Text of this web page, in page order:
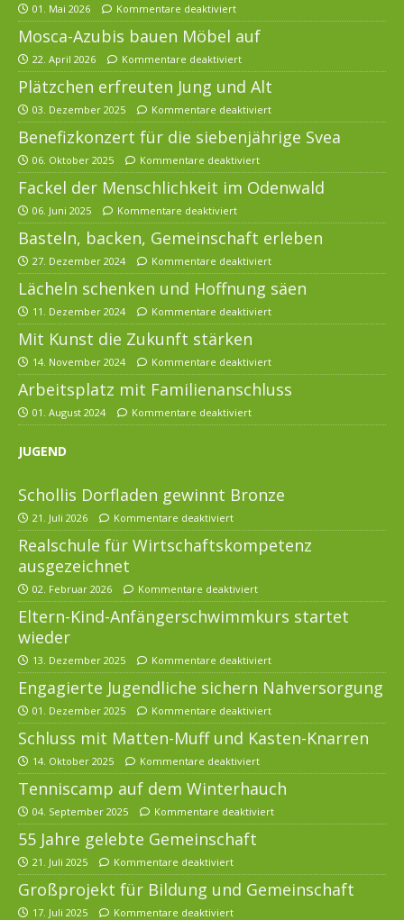
01. Mai 2026 Kommentare deaktiviert
Mosca-Azubis bauen Möbel auf
22. April 2026 Kommentare deaktiviert
Plätzchen erfreuten Jung und Alt
03. Dezember 2025 Kommentare deaktiviert
Benefizkonzert für die siebenjährige Svea
06. Oktober 2025 Kommentare deaktiviert
Fackel der Menschlichkeit im Odenwald
06. Juni 2025 Kommentare deaktiviert
Basteln, backen, Gemeinschaft erleben
27. Dezember 2024 Kommentare deaktiviert
Lächeln schenken und Hoffnung säen
11. Dezember 2024 Kommentare deaktiviert
Mit Kunst die Zukunft stärken
14. November 2024 Kommentare deaktiviert
Arbeitsplatz mit Familienanschluss
01. August 2024 Kommentare deaktiviert
JUGEND
Schollis Dorfladen gewinnt Bronze
21. Juli 2026 Kommentare deaktiviert
Realschule für Wirtschaftskompetenz
ausgezeichnet
02. Februar 2026 Kommentare deaktiviert
Eltern-Kind-Anfängerschwimmkurs startet
wieder
13. Dezember 2025 Kommentare deaktiviert
Engagierte Jugendliche sichern Nahversorgung
01. Dezember 2025 Kommentare deaktiviert
Schluss mit Matten-Muff und Kasten-Knarren
14. Oktober 2025 Kommentare deaktiviert
Tenniscamp auf dem Winterhauch
04. September 2025 Kommentare deaktiviert
55 Jahre gelebte Gemeinschaft
21. Juli 2025 Kommentare deaktiviert
Großprojekt für Bildung und Gemeinschaft
17. Juli 2025 Kommentare deaktiviert